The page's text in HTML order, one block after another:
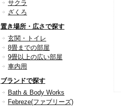
サクラ
ざくろ
置き場所・広さで探す
玄関・トイレ
8畳までの部屋
9畳以上の広い部屋
車内用
ブランドで探す
Bath & Body Works
Febreze(ファブリーズ)